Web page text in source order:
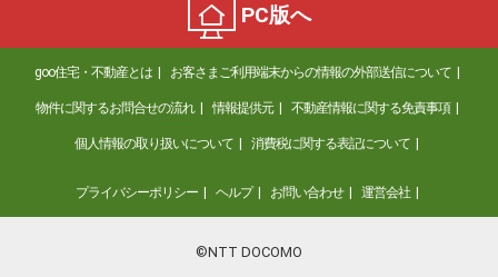
PC版へ
goo住宅・不動産とは お客さまご利用端末からの情報の外部送信について
物件に関するお問合せの流れ 情報提供元 不動産情報に関する免責事項
個人情報の取り扱いについて 消費税に関する表記について
プライバシーポリシー ヘルプ お問い合わせ 運営会社
©NTT DOCOMO